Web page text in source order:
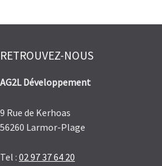
RETROUVEZ-NOUS
AG2L Développement
9 Rue de Kerhoas
56260 Larmor-Plage
Tel : 02 97 37 64 20